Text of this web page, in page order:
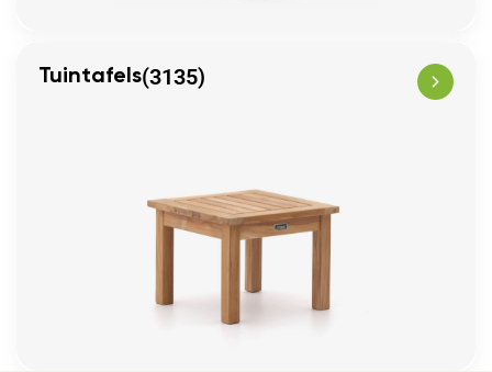
Tuintafels(3135)